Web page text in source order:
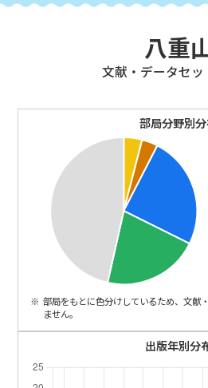
八重
⽂献・データセッ
部局分野別
部局をもとに色分けしているため、文献
ません。
出版年別分
NEWS
ENGLISH